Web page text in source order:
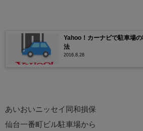
Yahoo！カーナビで駐車場
法
2016.8.28
あいおいニッセイ同和損保
仙台一番町ビル駐車場から